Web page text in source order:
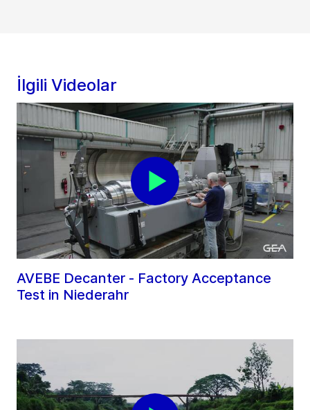
İlgili Videolar
AVEBE Decanter - Factory Acceptance
Test in Niederahr